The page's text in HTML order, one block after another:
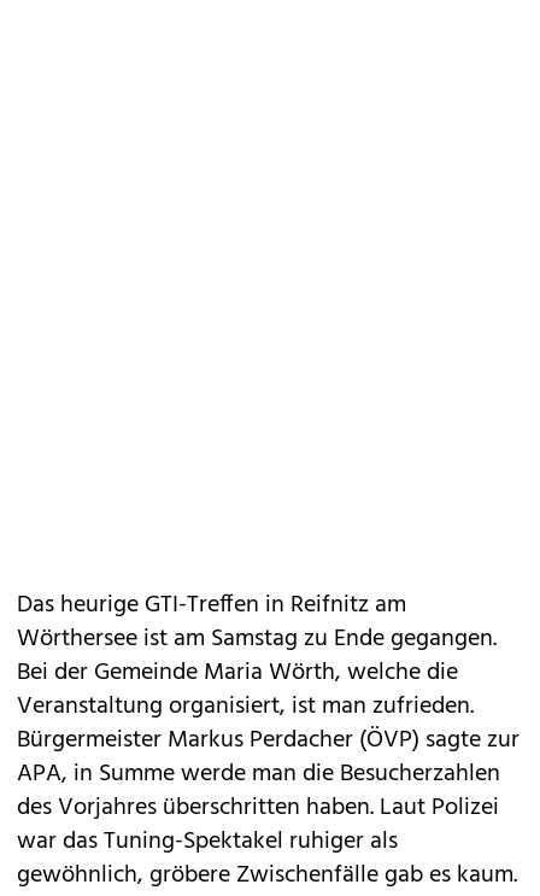
Das heurigeGTI-Treffen in Reifnitz am
Wörthersee ist am Samstag zu Ende gegangen.
Bei der Gemeinde Maria Wörth, welche die
Veranstaltung organisiert, ist man zufrieden.
Bürgermeister Markus Perdacher (ÖVP) sagte zur
APA, in Summe werde man die Besucherzahlen
des Vorjahres überschritten haben. Laut Polizei
war das Tuning-Spektakel ruhiger als
gewöhnlich, gröbere Zwischenfälle gab es kaum.